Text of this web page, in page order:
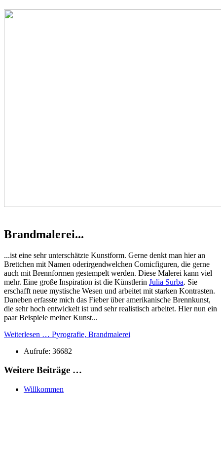
Brandmalerei...
...ist eine sehr unterschätzte Kunstform. Gerne denkt man hier an
Brettchen mit Namen oderirgendwelchen Comicfiguren, die gerne
auch mit Brennformen gestempelt werden. Diese Malerei kann viel
mehr. Eine große Inspiration ist die Künstlerin Julia Surba. Sie
erschafft neue mystische Wesen und arbeitet mit starken Kontrasten.
Daneben erfasste mich das Fieber über amerikanische Brennkunst,
die sehr hoch entwickelt ist und sehr realistisch arbeitet. Hier nun ein
paar Beispiele meiner Kunst...
Weiterlesen … Pyrografie, Brandmalerei
Aufrufe: 36682
Weitere Beiträge …
Willkommen